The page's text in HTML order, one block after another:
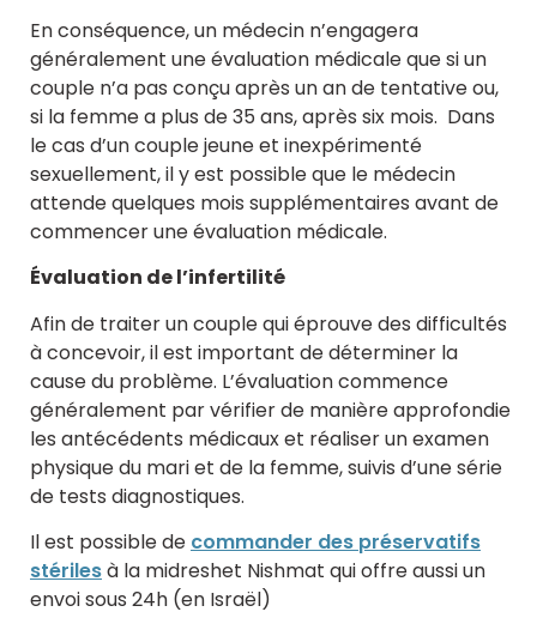
En conséquence, un médecin n’engagera
généralement une évaluation médicale que si un
couple n’a pas conçu après un an de tentative ou,
si la femme a plus de 35 ans, après six mois. Dans
le cas d’un couple jeune et inexpérimenté
sexuellement, il y est possible que le médecin
attende quelques mois supplémentaires avant de
commencer une évaluation médicale.
Évaluation de l’infertilité
Afin de traiter un couple qui éprouve des difficultés
à concevoir, il est important de déterminer la
cause du problème. L’évaluation commence
généralement par vérifier de manière approfondie
les antécédents médicaux et réaliser un examen
physique du mari et de la femme, suivis d’une série
de tests diagnostiques.
Il est possible de commander des préservatifs
stérilesà la midreshet Nishmat qui offre aussi un
envoi sous 24h (en Israël)